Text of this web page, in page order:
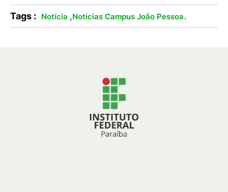
Tags : Notícia ,Notícias Campus João Pessoa.